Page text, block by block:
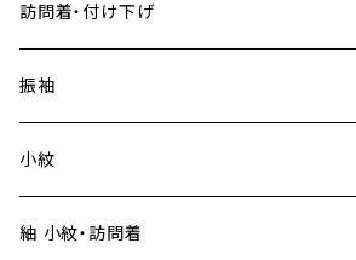
訪問着・付け下げ
振袖
小紋
紬 小紋・訪問着